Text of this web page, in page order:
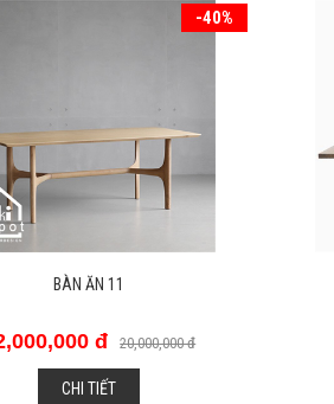
-43%
BÀN ĂN 19
đ 23,000,000 đ
CHI TIẾT